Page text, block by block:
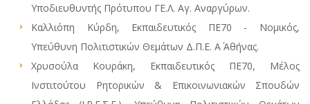
Υποδιευθυντής Πρότυπου ΓΕ.Λ. Αγ. Αναργύρων.
Καλλιόπη Κύρδη, Εκπαιδευτικός ΠΕ70 - Νομικός,
Υπεύθυνη Πολιτιστικών Θεμάτων Δ.Π.Ε. Α΄ Αθήνας.
Χρυσούλα Κουράκη, Εκπαιδευτικός ΠΕ70, Μέλος
Ινστιτούτου Ρητορικών & Επικοινωνιακών Σπουδών